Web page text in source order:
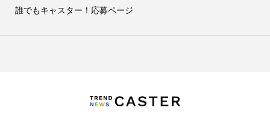
誰でもキャスター！応募ページ